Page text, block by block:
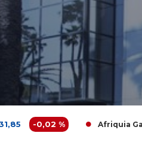
Afriquia Gaz 3 680,00